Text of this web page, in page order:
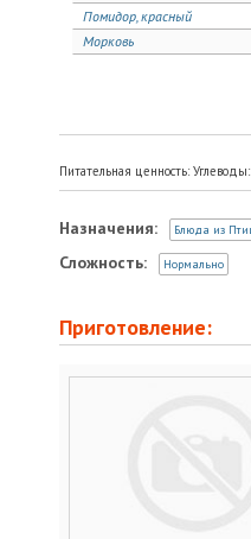
Помидор, красный
Морковь
Питательная ценность: Углеводы:
Назначения: Блюда из
Сложность:
Нормально
Приготовление: